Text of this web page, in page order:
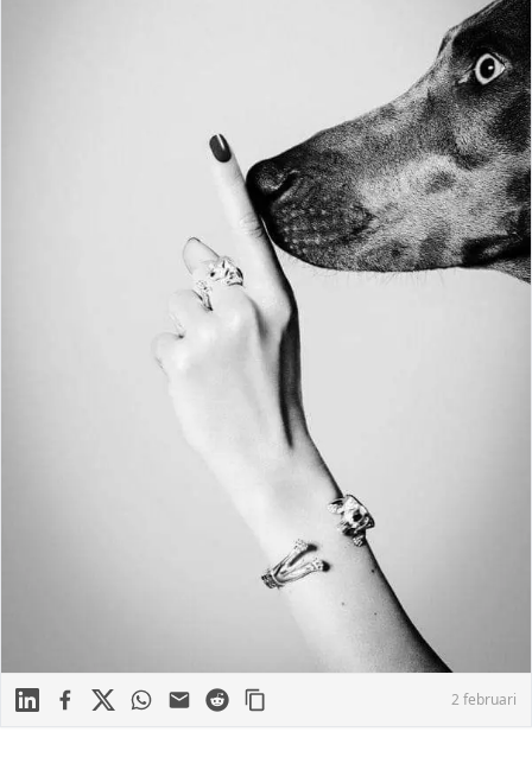
LinkedinFacebook
X WhatsApp
Mail Reddit 2 februari